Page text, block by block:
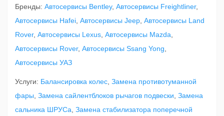
Бренды: Автосервисы Bentley, Автосервисы Freightliner,
Автосервисы Hafei Автосервисы Jeep Автосервисы Land
Rover, Автосервисы Lexus Автосервисы Mazda
Автосервисы Rover, Автосервисы Ssang Yong
Автосервисы УАЗ
Услуги: Балансировка колес Замена противотуманной
фары Замена сайлентблоков рычагов подвески Замена
сальника ШРУСа Замена стабилизатора поперечной